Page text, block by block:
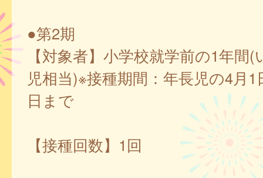
●第2期
【対象者】小学校就学前の1年間
児相当)※接種期間：年長児の4月
日まで
【接種回数】1回